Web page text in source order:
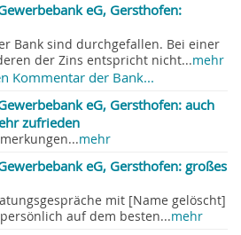
eG, Gersthofen:
Bank sind durchgefallen. Bei einer
der Zins entspricht nicht...mehr
Kommentar der Bank...
eG, Gersthofen: auch
zufrieden
mehr
eG, Gersthofen: großes
mit [Name gelöscht]
auf dem besten...mehr